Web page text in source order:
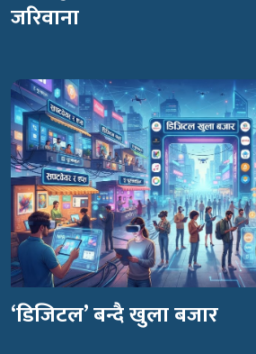
जरिवाना
‘डिजिटल’ बन्दै खुला बजार